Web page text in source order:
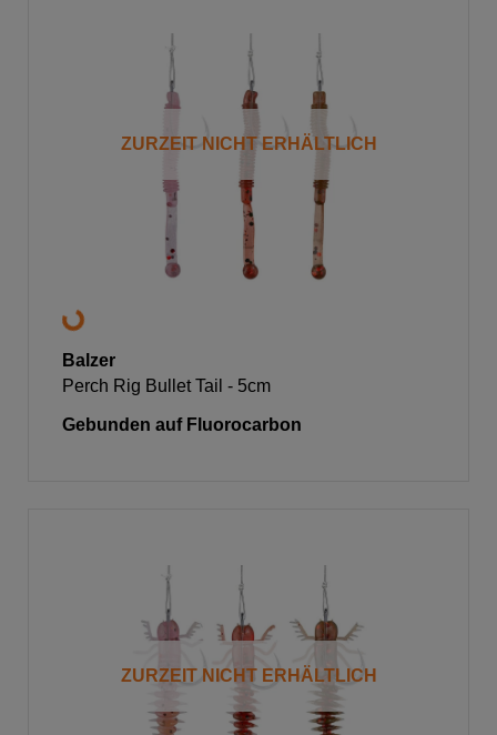
ZURZEIT NICHT ERHÄLTLICH
Balzer
Perch Rig Bullet Tail - 5cm
Gebunden auf Fluorocarbon
ZURZEIT NICHT ERHÄLTLICH